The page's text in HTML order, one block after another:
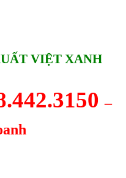
VIỆT XANH
–